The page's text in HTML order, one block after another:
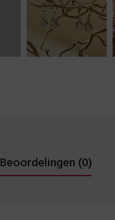
Beoordelingen (0)